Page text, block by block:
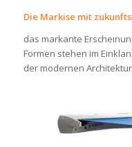
Die Markise mit
das markante
Formen stehen im
der modernen